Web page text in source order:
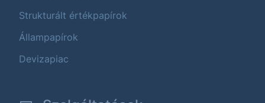
Strukturált értékpapírok
Állampapírok
Devizapiac